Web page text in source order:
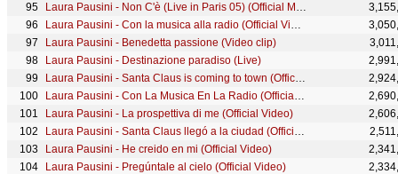
Laura Pausini - Non C'è (Live in Paris 05) (Official Music Video)
Laura Pausini - Con la musica alla radio (Official Video)
Laura Pausini - Benedetta passione (Video clip)
Laura Pausini - Destinazione paradiso (Live)
Laura Pausini - Santa Claus is coming to town (Official Video)
Laura Pausini - Con La Musica En La Radio (Official Music Video)
Laura Pausini - La prospettiva di me (Official Video)
Laura Pausini - Santa Claus llegó a la ciudad (Official Video)
Laura Pausini - He creido en mi (Official Video)
Laura Pausini - Pregúntale al cielo (Official Video)